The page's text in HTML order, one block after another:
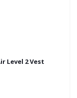
Level 2 Vest